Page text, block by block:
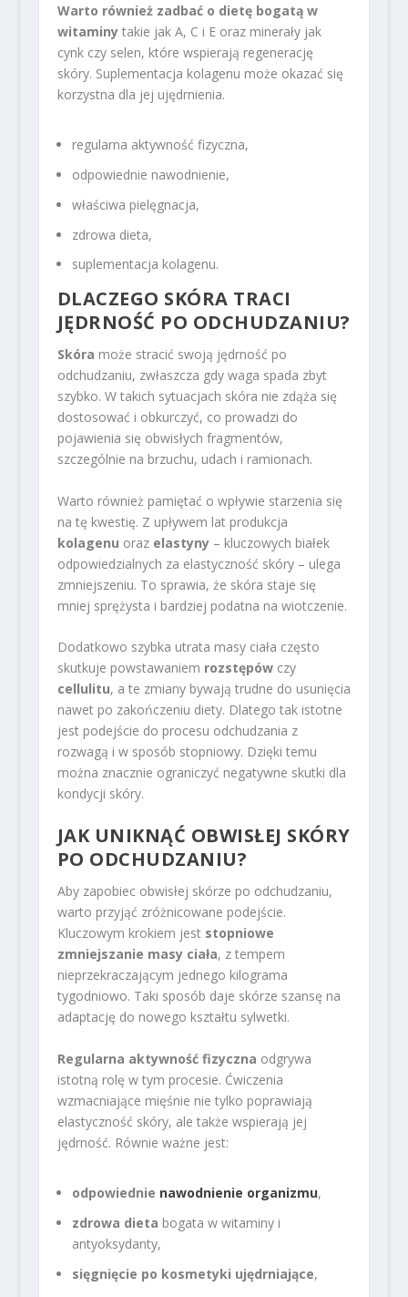
Warto również zadbać o dietę bogatą w
witaminytakie jak A, C i E oraz minerały jak
cynk czy selen, które wspierają regenerację
skóry. Suplementacja kolagenu może okazać się
korzystna dla jej ujędrnienia.
regularna aktywność fizyczna,
odpowiednie nawodnienie,
właściwa pielęgnacja,
zdrowa dieta,
suplementacja kolagenu.
DLACZEGO SKÓRA TRACI
JĘDRNOŚĆ PO ODCHUDZANIU?
Skóra może stracić swoją jędrność po
odchudzaniu, zwłaszcza gdy waga spada zbyt
szybko. W takich sytuacjach skóra nie zdąża się
dostosować i obkurczyć, co prowadzi do
pojawienia się obwisłych fragmentów,
szczególnie na brzuchu, udach i ramionach.
Warto również pamiętać o wpływie starzenia się
na tę kwestię. Z upływem lat produkcja
kolagenu oraz elastyny– kluczowych białek
odpowiedzialnych za elastyczność skóry – ulega
zmniejszeniu. To sprawia, że skóra staje się
mniej sprężysta i bardziej podatna na wiotczenie.
Dodatkowo szybka utrata masy ciała często
skutkuje powstawaniem rozstępówczy
cellulitu, a te zmiany bywają trudne do usunięcia
nawet po zakończeniu diety. Dlatego tak istotne
jest podejście do procesu odchudzania z
rozwagą i w sposób stopniowy. Dzięki temu
można znacznie ograniczyć negatywne skutki dla
kondycji skóry.
JAK UNIKNĄĆ OBWISŁEJ SKÓRY
PO ODCHUDZANIU?
Aby zapobiec obwisłej skórze po odchudzaniu,
warto przyjąć zróżnicowane podejście.
Kluczowym krokiem jest stopniowe
zmniejszanie masy ciała, z tempem
nieprzekraczającym jednego kilograma
tygodniowo. Taki sposób daje skórze szansę na
adaptację do nowego kształtu sylwetki.
Regularna aktywność fizyczna odgrywa
istotną rolę w tym procesie. Ćwiczenia
wzmacniające mięśnie nie tylko poprawiają
elastyczność skóry, ale także wspierają jej
jędrność. Równie ważne jest:
odpowiednie nawodnienie organizmu,
zdrowa dieta bogata w witaminy i
antyoksydanty,
sięgnięcie po kosmetyki ujędrniające,